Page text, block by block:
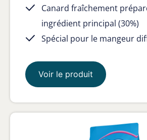
Canard fraîchement
ingrédient principal (30%)
Spécial pour le mangeur
Voir le produit